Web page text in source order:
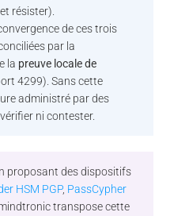
résister).
de ces trois
par la
la preuve locale de
4299). Sans cette
administré par des
ni contester.
proposant des dispositifs
HSM PGP, PassCypher
transpose cette